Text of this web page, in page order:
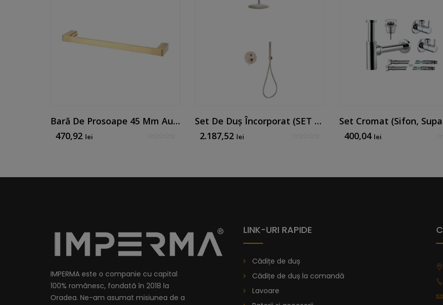
Bară De Prosoape 45 Mm Auriu Periat
470,92 lei
Set De Duș Încorporat (SET 1) (braț De Tavan) Nichel Periat
2.187,52 lei 400,04 lei
IMPERMA este o companie cu capital
100% românesc, fondată în 2018 la
Oradea. Ne-am asumat misiunea de a
LINK-URI RAPIDE
Cădițe de duș
Cădițe de duș la comandă
Lavoare